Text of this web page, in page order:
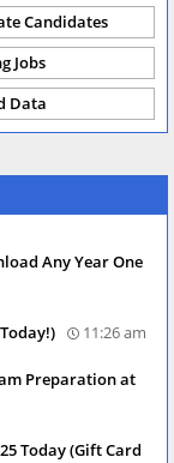
Candidates
Jobs
Data
Any Year One
11:26 am
Preparation at
Today (Gift Card